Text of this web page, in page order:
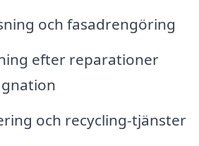
och fasadrengöring
efter reparationer
och recycling-tjänster